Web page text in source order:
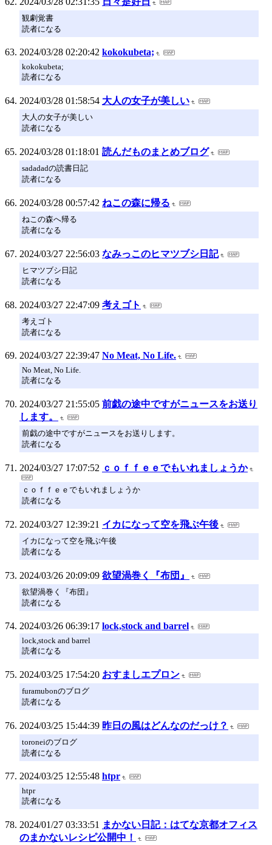
観劇覚書
読者になる
2024/03/28 02:20:42 kokokubeta;
kokokubeta;
読者になる
2024/03/28 01:58:54 大人の女子が美しい
大人の女子が美しい
読者になる
2024/03/28 01:18:01 読んだものまとめブログ
sadadadの読書日記
読者になる
2024/03/28 00:57:42 ねこの森に帰る
ねこの森へ帰る
読者になる
2024/03/27 22:56:03 なみっこのヒマツブシ日記
ヒマツブシ日記
読者になる
2024/03/27 22:47:09 考えゴト
考えゴト
読者になる
2024/03/27 22:39:47 No Meat, No Life.
No Meat, No Life.
読者になる
2024/03/27 21:55:05 前戯の途中ですがニュースをお送り
します。
前戯の途中ですがニュースをお送りします。
読者になる
2024/03/27 17:07:52 ｃｏｆｆｅｅでもいれましょうか
ｃｏｆｆｅｅでもいれましょうか
読者になる
2024/03/27 12:39:21 イカになって空を飛ぶ午後
イカになって空を飛ぶ午後
読者になる
2024/03/26 20:09:09 欲望渦巻く『布団』
欲望渦巻く『布団』
読者になる
2024/03/26 06:39:17 lock,stock and barrel
lock,stock and barrel
読者になる
2024/03/25 17:54:20 おすましエプロン
furamubonのブログ
読者になる
2024/03/25 15:44:39 昨日の風はどんなのだっけ？
toroneiのブログ
読者になる
2024/03/25 12:55:48 htpr
htpr
読者になる
2024/01/27 03:33:51 まかない日記：はてな京都オフィス
のまかないレシピ公開中！